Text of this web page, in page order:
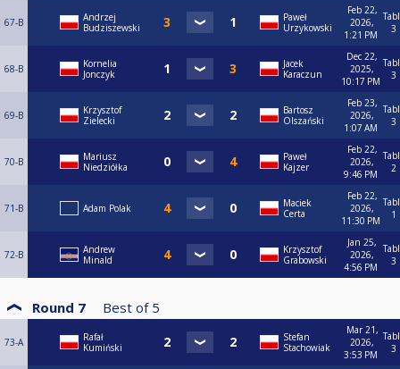
67-B
Andrzej
Budziszewski
Paweł
Urzykowski
Feb 22,
2026,
1:21 PM
3
68-B
Kornelia
Jonczyk
Jacek
Karaczun
Dec 22,
2025,
10:17 PM
3
69-B
Krzysztof
Zielecki
Bartosz
Olszański
Feb 23,
2026,
1:07 AM
3
70-B
Mariusz
Niedziółka
Paweł
Kajzer
Feb 22,
2026,
9:46 PM
2
71-B Adam Polak
Maciek
Certa
Feb 22,
2026,
11:30 PM
1
72-B
Andrew
Minald
Krzysztof
Grabowski
Jan 25,
2026,
4:56 PM
3
Round 7 Best of 5
73-A
Rafał
Kumiński
Stefan
Stachowiak
Mar 21,
2026,
3:53 PM
3